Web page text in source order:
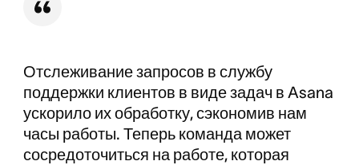
Отслеживание запросов в службу
поддержки клиентов в виде задач в Asana
ускорило их обработку, сэкономив нам
часы работы. Теперь команда может
сосредоточиться на работе, которая